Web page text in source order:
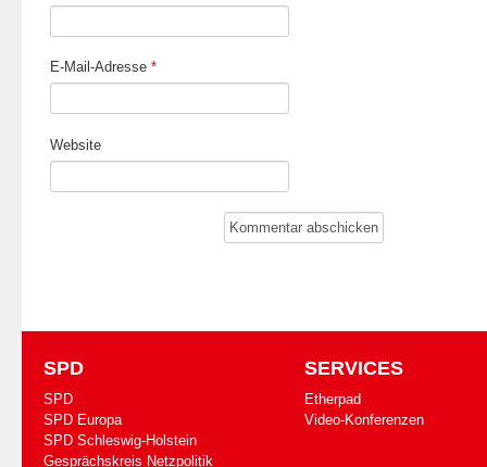
E-Mail-Adresse *
Website
SPD
SPD
SPD Europa
SPD Schleswig-Holstein
Gesprächskreis Netzpolitik
SERVICES
Etherpad
Video-Konferenzen